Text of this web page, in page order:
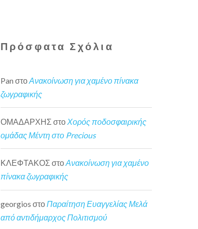
Πρόσφατα Σχόλια
Pan στοΑνακοίνωση για χαμένο πίνακα
ζωγραφικής
ΟΜΑΔΑΡΧΗΣ στο Χορός ποδοσφαιρικής
ομάδας Μέντη στο Precious
ΚΛΕΦΤΑΚΟΣ στοΑνακοίνωση για χαμένο
πίνακα ζωγραφικής
georgios στοΠαραίτηση Ευαγγελίας Μελά
από αντιδήμαρχος Πολιτισμού